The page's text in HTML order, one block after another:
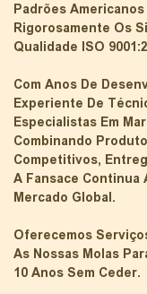
Padrões Americanos
Rigorosamente Os
Qualidade ISO
Com Anos De
Experiente De
Especialistas Em
Combinando
Competitivos,
A Fansace Continua
Mercado Global.
Oferecemos
As Nossas Molas
10 Anos Sem Ceder.